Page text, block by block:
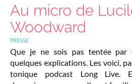
Au micro de
Woodward
PRESSE
Que je ne sois pas tentée par
quelques explications. Les voici,
tonique podcast Long Live.